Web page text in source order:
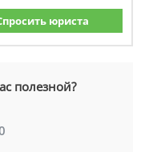
юриста
полезной?